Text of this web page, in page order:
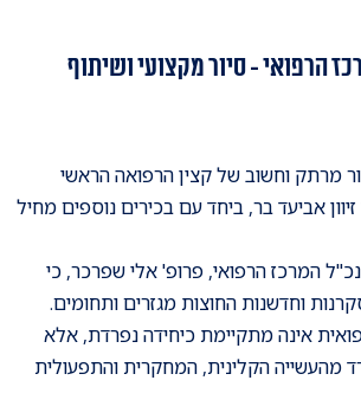
הרפואי - סיור מקצועי ושיתוף
מרתק וחשוב של קצין הרפואה הראשי
אביעד בר, ביחד עם בכירים נוספים מחיל
המרכז הרפואי, פרופ' אלי שפרכר, כי
וחדשנות החוצות מגזרים ותחומים.
אינה מתקיימת כיחידה נפרדת, אלא
מהעשייה הקלינית, המחקרית והתפעולית